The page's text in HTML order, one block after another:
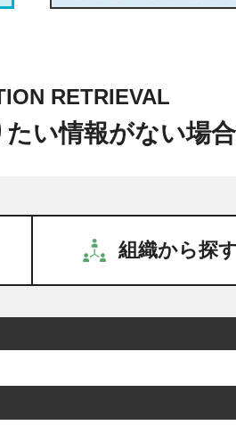
RETRIEVAL
い情報がない場
組織から探